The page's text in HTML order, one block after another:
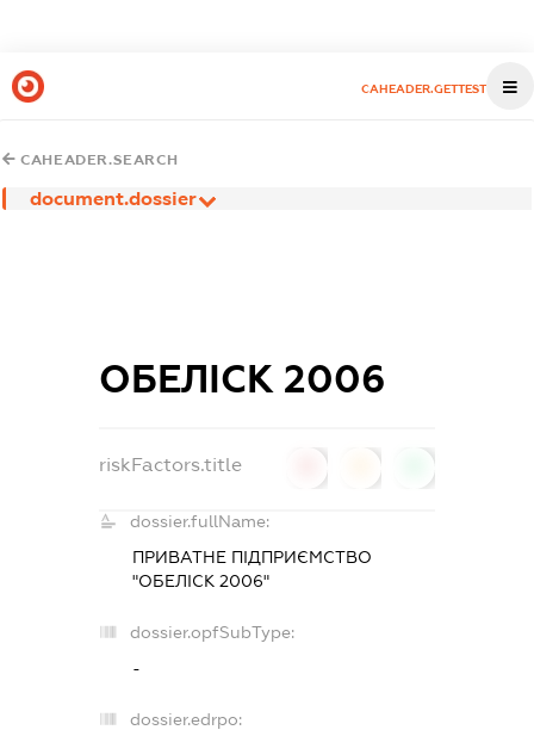
CAHEADER.GETTEST
CAHEADER.SEARCH
document.dossier
ОБЕЛІСК 2006
riskFactors.title
dossier.fullName:
ПРИВАТНЕ ПІДПРИЄМСТВО
"ОБЕЛІСК 2006"
dossier.opfSubType:
-
dossier.edrpo: